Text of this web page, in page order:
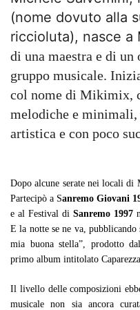
(nome dovuto alla
riccioluta), nasce a
di una maestra e di un
gruppo musicale.
col nome di Mikimix,
melodiche e minimali,
artistica e con poco
Dopo alcune serate nei locali di
Partecipò a Sanremo Giovani
e al Festival di Sanremo 1997
E la notte se ne va, pubblicando
mia buona stella”, prodotto
primo album intitolato
Il livello delle composizioni
musicale non sia ancora